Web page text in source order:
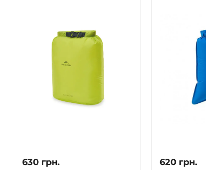
630 грн. 620 грн.